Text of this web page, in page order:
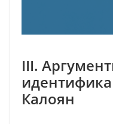
III.
Калоян